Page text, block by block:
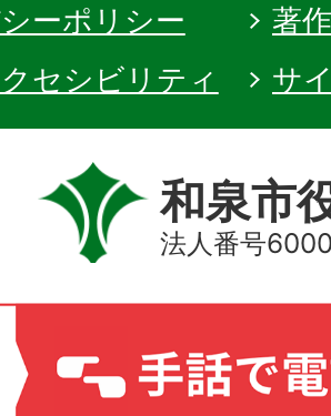
ーポリシー
著
セシビリティ
サ
和泉市
法人番号